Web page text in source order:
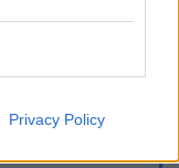
Privacy Policy